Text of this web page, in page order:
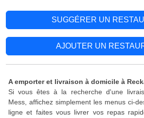
SUGGÉRER UN
AJOUTER UN
A emporter et livraison à domicile à
Si vous êtes à la recherche d'une
Mess, affichez simplement les menus ci-
ligne et faites vous livrer vos repas